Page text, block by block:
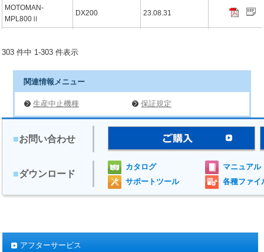
MOTOMAN-
MPL800Ⅱ
DX200 23.08.31
MC2000Ⅱ
DX100 21.09.03
MOTOMAN-
MFS2500D
MOTOPOS-S250B -
19.08.30
MOTOPOS-S500B
19.08.30
MOTOPOS-S1000B
19.08.30
MOTOPOS-D200B-
MOTOPOS-D500B
303 件中 1-303 件表示
関連情報メニュー
生産中止機種 保証規定
■お問い合わせ
■ダウンロード
カタログ
マニュアル
サポートツール
各種ファイ
アフターサービス